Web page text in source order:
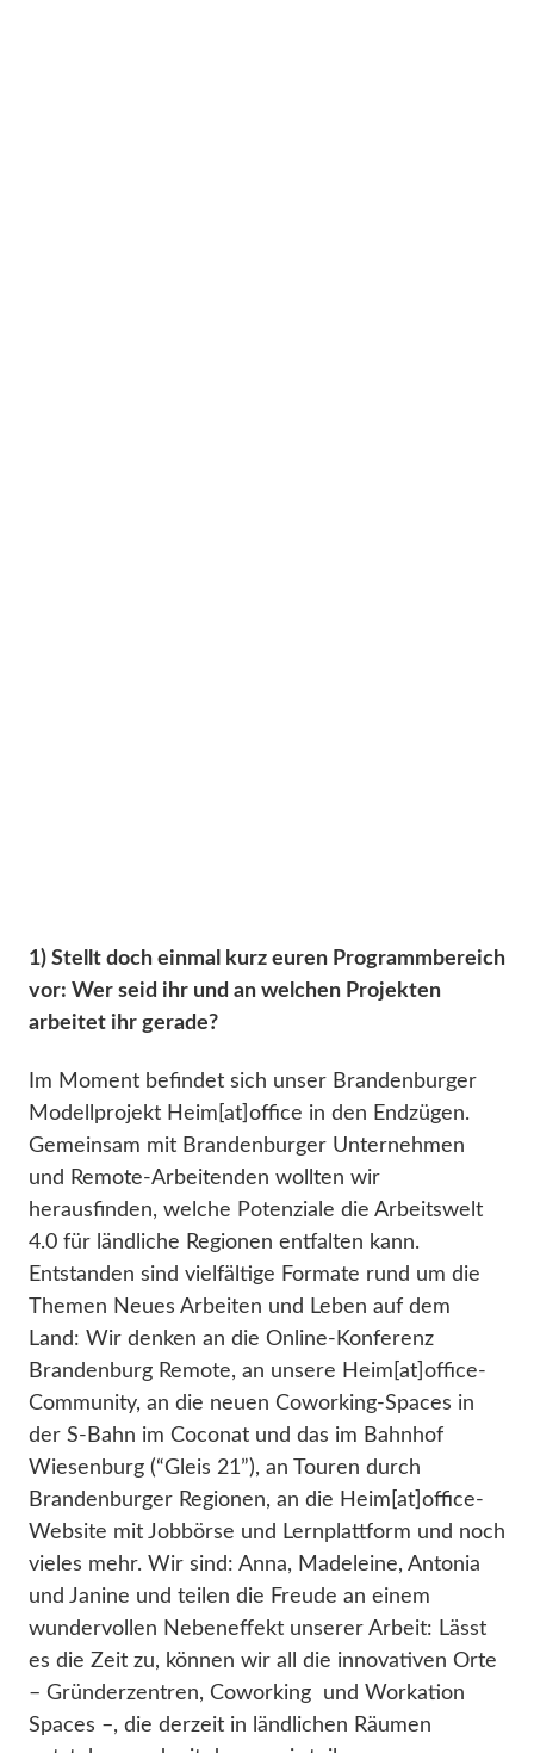
1) Stellt doch einmal kurz euren Programmbereich
vor: Wer seid ihr und an welchen Projekten
arbeitet ihr gerade?
Im Moment befindet sich unser Brandenburger
Modellprojekt Heim[at]office in den Endzügen.
Gemeinsam mit Brandenburger Unternehmen
und Remote-Arbeitenden wollten wir
herausfinden, welche Potenziale die Arbeitswelt
4.0 für ländliche Regionen entfalten kann.
Entstanden sind vielfältige Formate rund um die
Themen Neues Arbeiten und Leben auf dem
Land: Wir denken an die Online-Konferenz
Brandenburg Remote, an unsere Heim[at]office-
Community, an die neuen Coworking-Spaces in
der S-Bahn im Coconat und das im Bahnhof
Wiesenburg (“Gleis 21”), an Touren durch
Brandenburger Regionen, an die Heim[at]office-
Website mit Jobbörse und Lernplattform und noch
vieles mehr. Wir sind: Anna, Madeleine, Antonia
und Janine und teilen die Freude an einem
wundervollen Nebeneffekt unserer Arbeit: Lässt
es die Zeit zu, können wir all die innovativen Orte
– Gründerzentren, Coworking und Workation
Spaces –, die derzeit in ländlichen Räumen